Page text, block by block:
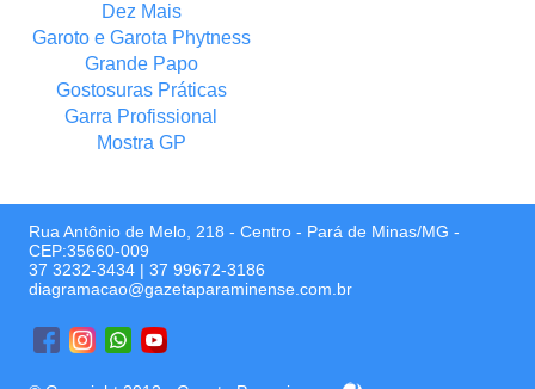
Dez Mais
Garoto e Garota Phytness
Grande Papo
Gostosuras Práticas
Garra Profissional
Mostra GP
Rua Antônio de Melo, 218 - Centro - Pará de Minas/MG -
CEP:35660-009
37 3232-3434 | 37 99672-3186
diagramacao@gazetaparaminense.com.br